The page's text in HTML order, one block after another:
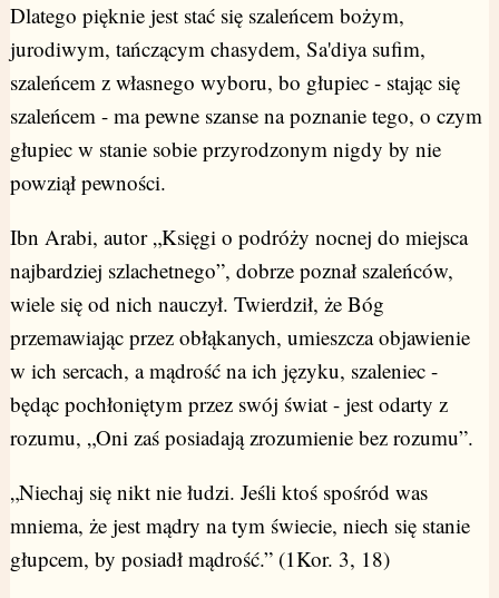
Dlatego pięknie jest stać się szaleńcem bożym,
jurodiwym, tańczącym chasydem, Sa'diya sufim,
szaleńcem z własnego wyboru, bo głupiec - stając się
szaleńcem - ma pewne szanse na poznanie tego, o czym
głupiec w stanie sobie przyrodzonym nigdy by nie
powziął pewności.
Ibn Arabi, autor „Księgi o podróży nocnej do miejsca
najbardziej szlachetnego”, dobrze poznał szaleńców,
wiele się od nich nauczył. Twierdził, że Bóg
przemawiając przez obłąkanych, umieszcza objawienie
w ich sercach, a mądrość na ich języku, szaleniec -
będąc pochłoniętym przez swój świat - jest odarty z
rozumu, „Oni zaś posiadają zrozumienie bez rozumu”.
„Niechaj się nikt nie łudzi. Jeśli ktoś spośród was
mniema, że jest mądry na tym świecie, niech się stanie
głupcem, by posiadł mądrość.” (1Kor. 3, 18)